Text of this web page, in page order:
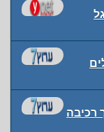
במהלך רכיבה